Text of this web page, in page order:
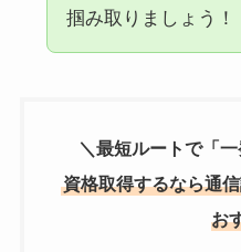
掴み取りましょう！
＼ 最短ルートで「
資格取得するなら通
お